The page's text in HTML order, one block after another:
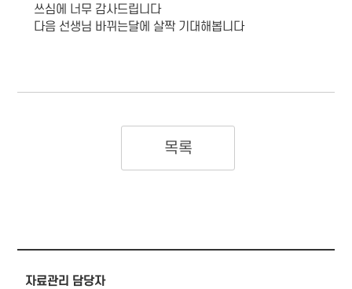
쓰심에 너무 감사드립니다
다음 선생님 바뀌는달에 살짝 기대해봅니다
목록
자료관리 담당자